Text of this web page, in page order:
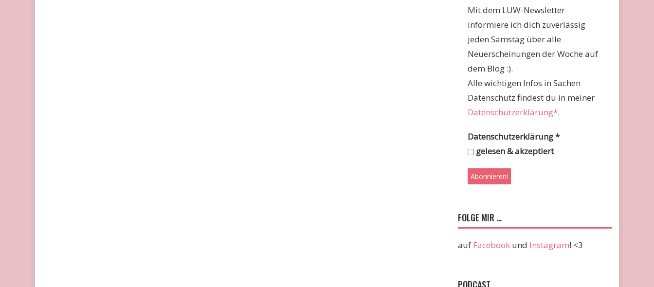
Mit dem LUW-Newsletter
informiere ich dich zuverlässig
jeden Samstag über alle
Neuerscheinungen der Woche auf
dem Blog :).
Alle wichtigen Infos in Sachen
Datenschutz findest du in meiner
Datenschutzerklärung*.
Datenschutzerklärung*
gelesen & akzeptiert
FOLGE MIR …
auf Facebook und Instagram! <3